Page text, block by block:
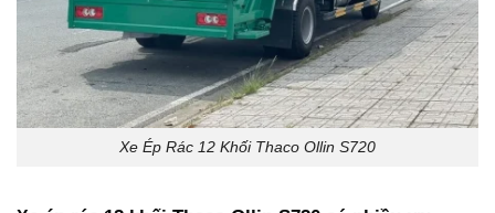
Xe Ép Rác 12 Khối Thaco Ollin S720